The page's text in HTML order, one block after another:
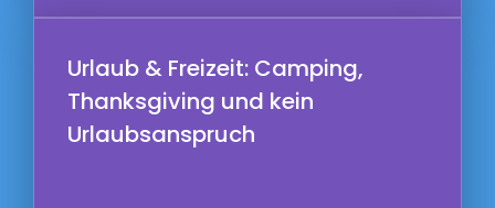
Urlaub & Freizeit: Camping,
Thanksgiving und kein
Urlaubsanspruch